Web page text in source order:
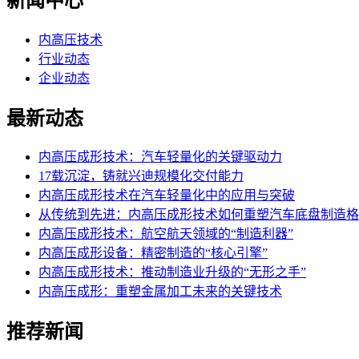
内高压技术
行业动态
企业动态
最新动态
内高压成形技术：汽车轻量化的关键驱动力
17载沉淀，铸就兴迪规模化交付能力
内高压成形技术在汽车轻量化中的应用与突破
从传统到先进：内高压成形技术如何重塑汽车底盘制造
内高压成形技术：航空航天领域的“制造利器”
内高压成形设备：精密制造的“核心引擎”
内高压成形技术：推动制造业升级的“无形之手”
内高压成形：重塑金属加工未来的关键技术
推荐新闻